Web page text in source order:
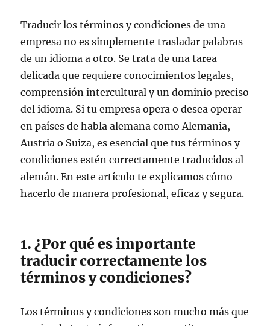
Traducir los términos y condiciones de una
empresa no es simplemente trasladar palabras
de un idioma a otro. Se trata de una tarea
delicada que requiere conocimientos legales,
comprensión intercultural y un dominio preciso
del idioma. Si tu empresa opera o desea operar
en países de habla alemana como Alemania,
Austria o Suiza, es esencial que tus términos y
condiciones estén correctamente traducidos al
alemán. En este artículo te explicamos cómo
hacerlo de manera profesional, eficaz y segura.
1. ¿Por qué es importante
traducir correctamente los
términos y condiciones?
Los términos y condiciones son mucho más que